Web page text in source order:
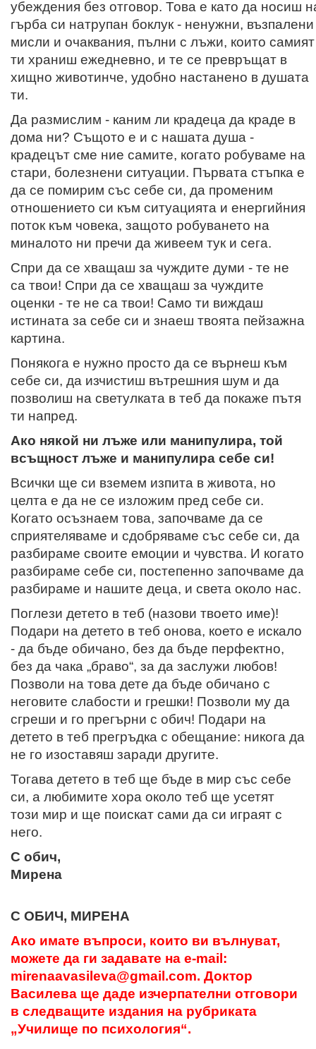
убеждения без отговор. Това е като да носиш
гърба си натрупан боклук - ненужни, възпалени
мисли и очаквания, пълни с лъжи, които самият
ти храниш ежедневно, и те се превръщат в
хищно животинче, удобно настанено в душата
ти.
Да размислим - каним ли крадеца да краде в
дома ни? Същото е и с нашата душа -
крадецът сме ние самите, когато робуваме на
стари, болезнени ситуации. Първата стъпка е
да се помирим със себе си, да променим
отношението си към ситуацията и енергийния
поток към човека, защото робуването на
миналото ни пречи да живеем тук и сега.
Спри да се хващаш за чуждите думи - те не
са твои! Спри да се хващаш за чуждите
оценки - те не са твои! Само ти виждаш
истината за себе си и знаеш твоята пейзажна
картина.
Понякога е нужно просто да се върнеш към
себе си, да изчистиш вътрешния шум и да
позволиш на светулката в теб да покаже пътя
ти напред.
Ако някой ни лъже или манипулира, той
всъщност лъже и манипулира себе си!
Всички ще си вземем изпита в живота, но
целта е да не се изложим пред себе си.
Когато осъзнаем това, започваме да се
сприятеляваме и сдобряваме със себе си, да
разбираме своите емоции и чувства. И когато
разбираме себе си, постепенно започваме да
разбираме и нашите деца, и света около нас.
Поглези детето в теб (назови твоето име)!
Подари на детето в теб онова, което е искало
- да бъде обичано, без да бъде перфектно,
без да чака „браво“, за да заслужи любов!
Позволи на това дете да бъде обичано с
неговите слабости и грешки! Позволи му да
сгреши и го прегърни с обич! Подари на
детето в теб прегръдка с обещание: никога да
не го изоставяш заради другите.
Тогава детето в теб ще бъде в мир със себе
си, а любимите хора около теб ще усетят
този мир и ще поискат сами да си играят с
него.
С обич,
Мирена
С ОБИЧ, МИРЕНА
Ако имате въпроси, които ви вълнуват,
можете да ги задавате на e-mail:
mirenaavasileva@gmail.com. Доктор
Василева ще даде изчерпателни отговори
в следващите издания на рубриката
„Училище по психология“.